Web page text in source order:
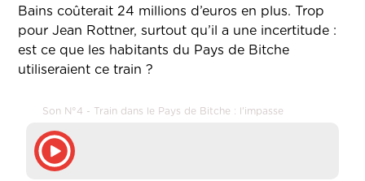
Bains coûterait 24 millions d’euros en plus. Trop
pour Jean Rottner, surtout qu’il a une incertitude :
est ce que les habitants du Pays de Bitche
utiliseraient ce train ?
Son N°4 - Train dans le Pays de Bitche : l'impasse